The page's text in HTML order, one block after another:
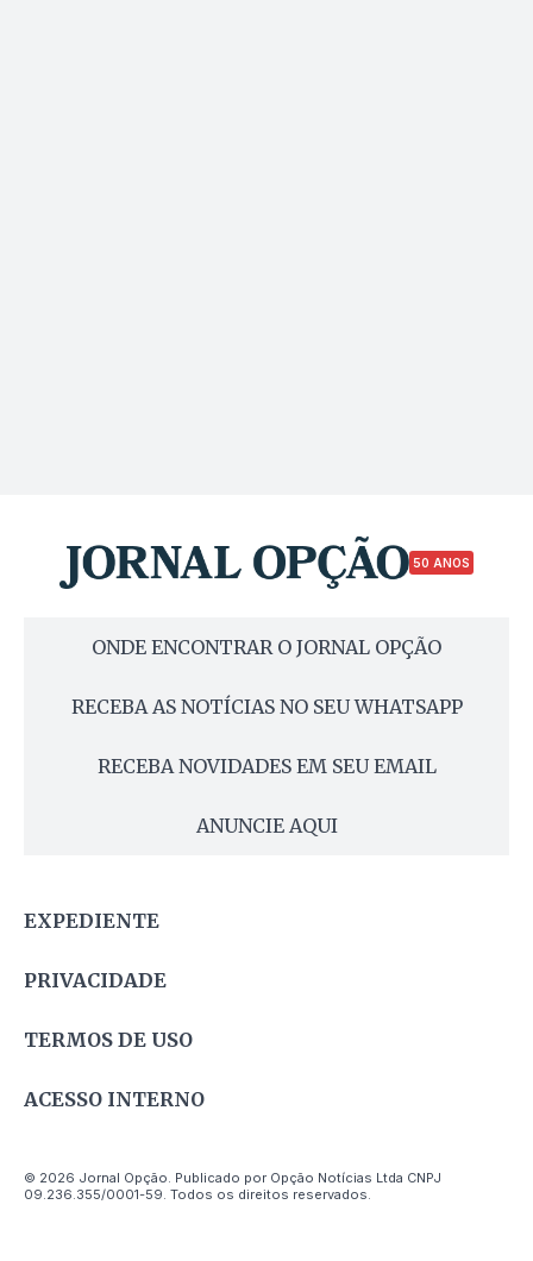
50 ANOS
ONDE ENCONTRAR O JORNAL OPÇÃO
RECEBA AS NOTÍCIAS NO SEU WHATSAPP
RECEBA NOVIDADES EM SEU EMAIL
ANUNCIE AQUI
EXPEDIENTE
PRIVACIDADE
TERMOS DE USO
ACESSO INTERNO
© 2026 Jornal Opção. Publicado por Opção Notícias Ltda CNPJ
09.236.355/0001-59. Todos os direitos reservados.